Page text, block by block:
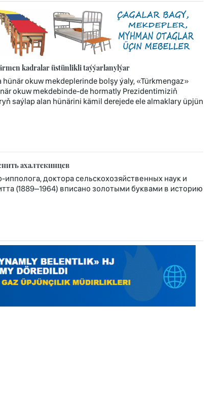
kadralar üstünlikli taýýarlanylýar
okuw mekdeplerinde bolşy ýaly, «Türkmengaz»
okuw mekdebinde-de hormatly Prezidentimiziň
saýlap alan hünärini kämil derejede ele almaklary üpjün
ахалтекинцев
доктора сельскохозяйственных наук и
(1889–1964) вписано золотыми буквами в историю